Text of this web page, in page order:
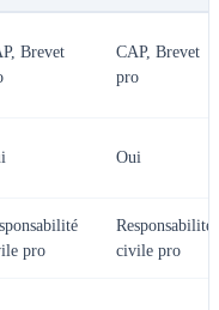
Brevet
CAP, Brevet
pro
Oui
pro
Responsabilité
civile pro